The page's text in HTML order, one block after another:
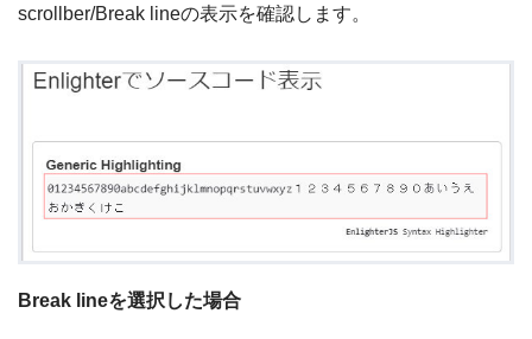
scrollber/Break lineの表示を確認します。
Break lineを選択した場合